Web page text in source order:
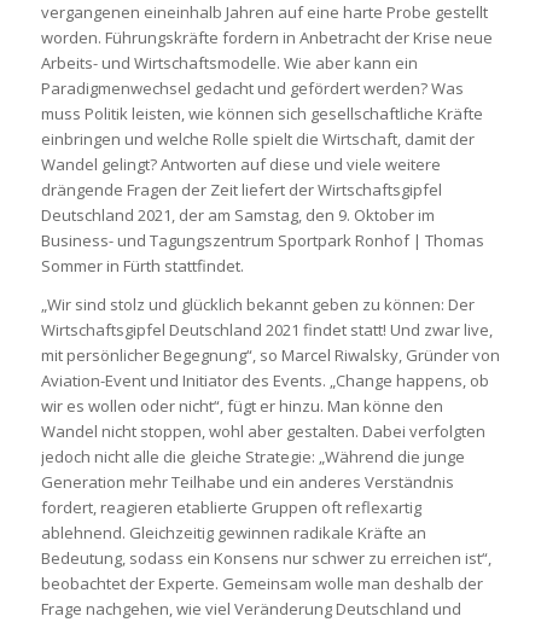
vergangenen eineinhalb Jahren auf eine harte Probe gestellt
worden. Führungskräfte fordern in Anbetracht der Krise neue
Arbeits- und Wirtschaftsmodelle. Wie aber kann ein
Paradigmenwechsel gedacht und gefördert werden? Was
muss Politik leisten, wie können sich gesellschaftliche Kräfte
einbringen und welche Rolle spielt die Wirtschaft, damit der
Wandel gelingt? Antworten auf diese und viele weitere
drängende Fragen der Zeit liefert der Wirtschaftsgipfel
Deutschland 2021, der am Samstag, den 9. Oktober im
Business- und Tagungszentrum Sportpark Ronhof | Thomas
Sommer in Fürth stattfindet.
„Wir sind stolz und glücklich bekannt geben zu können: Der
Wirtschaftsgipfel Deutschland 2021 findet statt! Und zwar live,
mit persönlicher Begegnung“, so Marcel Riwalsky, Gründer von
Aviation-Event und Initiator des Events. „Change happens, ob
wir es wollen oder nicht“, fügt er hinzu. Man könne den
Wandel nicht stoppen, wohl aber gestalten. Dabei verfolgten
jedoch nicht alle die gleiche Strategie: „Während die junge
Generation mehr Teilhabe und ein anderes Verständnis
fordert, reagieren etablierte Gruppen oft reflexartig
ablehnend. Gleichzeitig gewinnen radikale Kräfte an
Bedeutung, sodass ein Konsens nur schwer zu erreichen ist“,
beobachtet der Experte. Gemeinsam wolle man deshalb der
Frage nachgehen, wie viel Veränderung Deutschland und